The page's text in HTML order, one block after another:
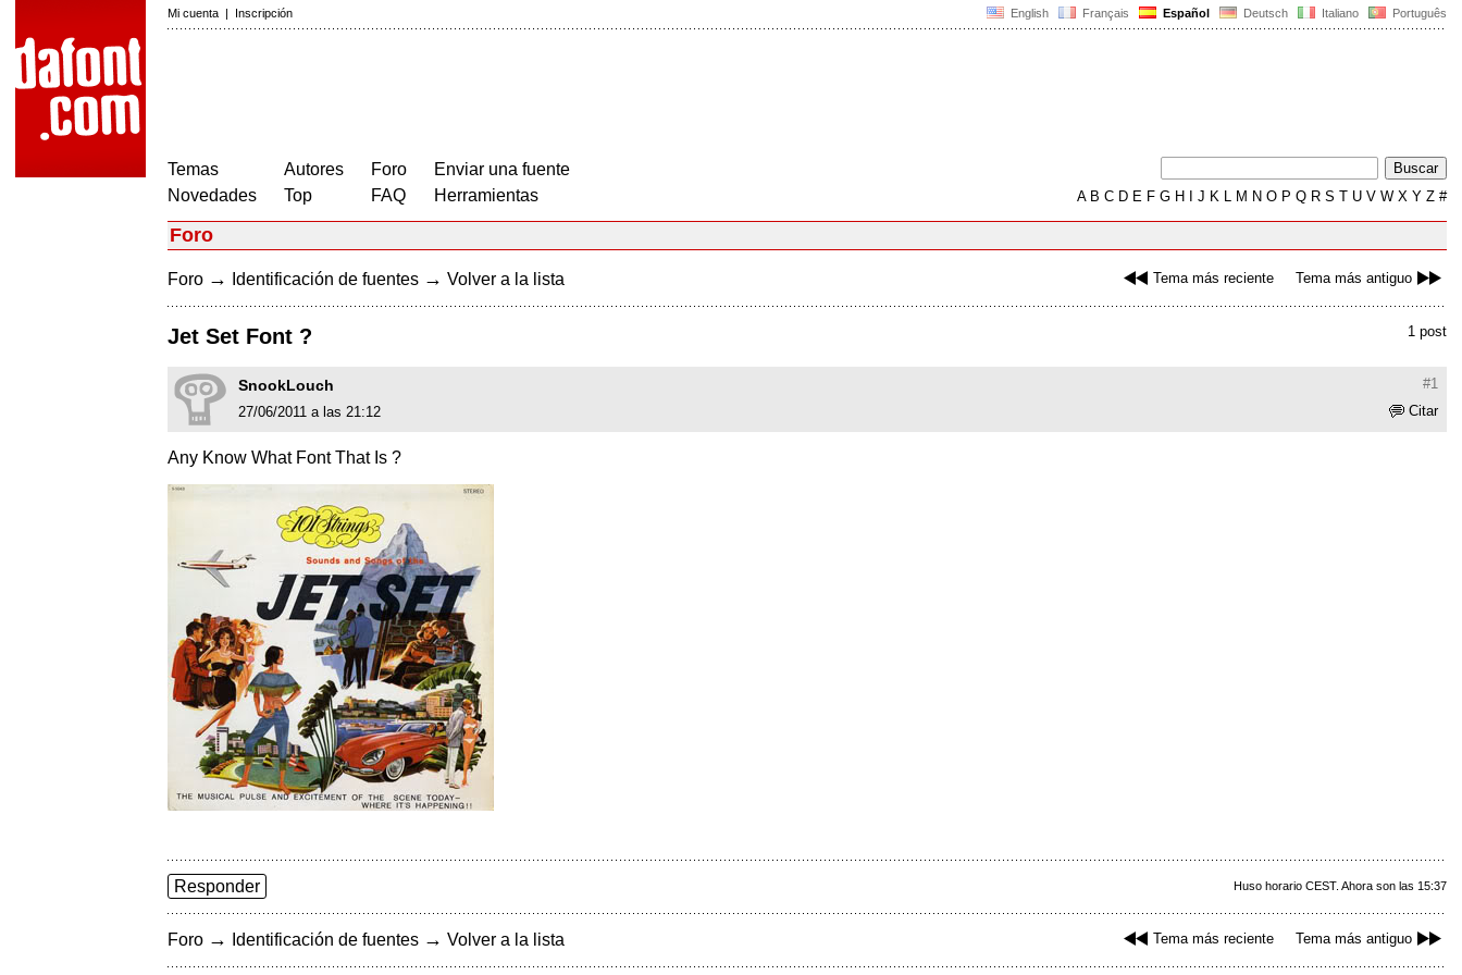
English Français Español Deutsch Italiano Português
Mi cuenta | Inscripción
Temas
Novedades
Autores
Top
Foro
FAQ
Enviar una fuente
Herramientas
AB C D E F G H J K L M N O P Q R S T U V W X Y Z #
Foro
Tema más reciente Tema más antiguo
Foro → Identificación de fuentes → Volver a la lista
1 post
Jet Set Font ?
#1
SnookLouch
Citar
27/06/2011 a las 21:12
Any Know What Font That Is ?
Huso horario CEST. Ahora son las 15:37
Responder
Tema más reciente Tema más antiguo
Foro → Identificación de fuentes → Volver a la lista